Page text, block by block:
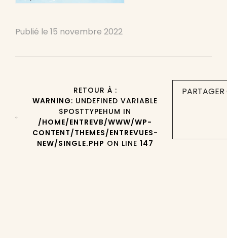
Publié le 15 novembre 2022
RETOUR À :
WARNING: UNDEFINED VARIABLE
$POSTTYPEHUM IN
/HOME/ENTREVB/WWW/WP-
CONTENT/THEMES/ENTREVUES-
NEW/SINGLE.PHP ON LINE 147